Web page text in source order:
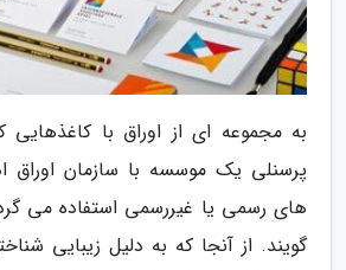
به مجموعه ای از اوراق با کاغذهایی
پرسنلی یک موسسه با سازمان اوراق
های رسمی یا غیررسمی استفاده می
گویند. از آنجا که به دلیل زیبایی